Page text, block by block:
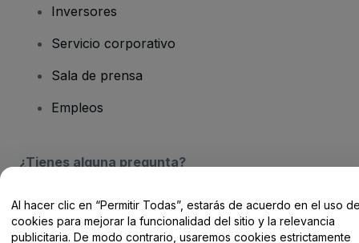
Inversores
Servicio corporativo
Sala de prensa
Empleos
¿Tienes alguna pregunta?
Centro de Ayuda / Contacto
Al hacer clic en “Permitir Todas”, estarás de acuerdo en el uso
cookies para mejorar la funcionalidad del sitio y la relevancia
publicitaria. De modo contrario, usaremos cookies estrictamente